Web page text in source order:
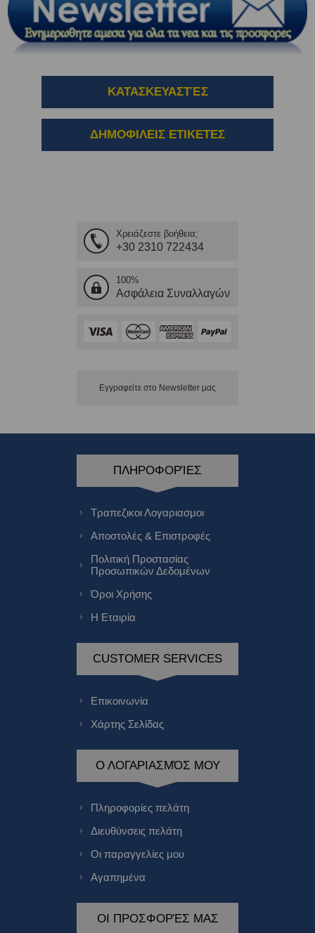
ΚΑΤΑΣΚΕΥΑΣΤΈΣ
ΔΗΜΟΦΙΛΕΙΣ ΕΤΙΚΕΤΕΣ
Χρειάζεστε βοήθεια;
+30 2310 722434
100%
Ασφάλεια Συναλλαγών
Εγγραφείτε στο Νewsletter μας
ΠΛΗΡΟΦΟΡΊΕΣ
Τραπεζικοι Λογαριασμοι
Αποστολές & Επιστροφές
Πολιτική Προστασίας
Προσωπικών Δεδομένων
Όροι Χρήσης
Η Εταιρία
CUSTOMER SERVICES
Επικοινωνία
Χάρτης Σελίδας
Ο ΛΟΓΑΡΙΑΣΜΌΣ ΜΟΥ
Πληροφορίες πελάτη
Διευθύνσεις πελάτη
Οι παραγγελίες μου
Αγαπημένα
ΟΙ ΠΡΟΣΦΟΡΈΣ ΜΑΣ